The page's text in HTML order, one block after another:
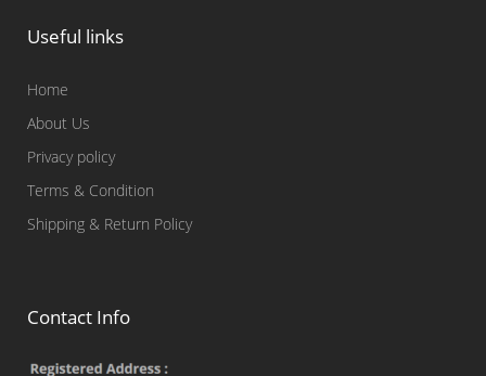
Useful links
Home
About Us
Privacy policy
Terms & Condition
Shipping & Return Policy
Contact Info